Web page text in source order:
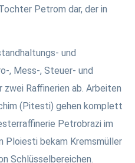
Petrom dar, der in
und
, Mess-, Steuer- und
Raffinerien ab. Arbeiten
(Pitesti) gehen komplett
Petrobrazi im
Ploiesti bekam Kremsmüller
Schlüsselbereichen.